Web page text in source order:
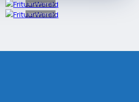
Advertentie
Advertentie